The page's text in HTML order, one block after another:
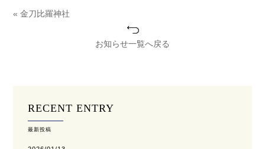
« 金刀比羅神社
お知らせ一覧へ戻る
RECENT ENTRY
最新投稿